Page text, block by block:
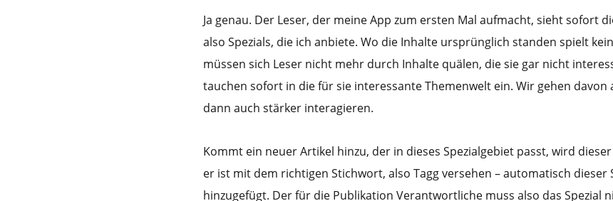
Ja genau. Der Leser, der meine App zum ersten Mal aufmacht, sieht sofort
also Spezials, die ich anbiete. Wo die Inhalte ursprünglich standen spielt
müssen sich Leser nicht mehr durch Inhalte quälen, die sie gar nicht
tauchen sofort in die für sie interessante Themenwelt ein. Wir gehen davon
dann auch stärker interagieren.
Kommt ein neuer Artikel hinzu, der in dieses Spezialgebiet passt, wird
er ist mit dem richtigen Stichwort, also Tagg versehen – automatisch dieser
hinzugefügt. Der für die Publikation Verantwortliche muss also das Spezial